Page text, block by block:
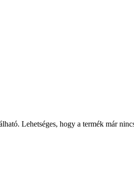
Lehetséges, hogy a termék már